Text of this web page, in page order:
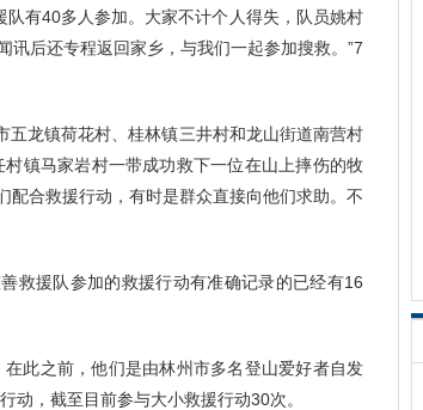
有40多人参加。大家不计个人得失，队员姚村
后还专程返回家乡，与我们一起参加搜救。”7
龙镇荷花村、桂林镇三井村和龙山街道南营村
镇马家岩村一带成功救下一位在山上摔伤的牧
合救援行动，有时是群众直接向他们求助。不
救援队参加的救援行动有准确记录的已经有16
此之前，他们是由林州市多名登山爱好者自发
动，截至目前参与大小救援行动30次。